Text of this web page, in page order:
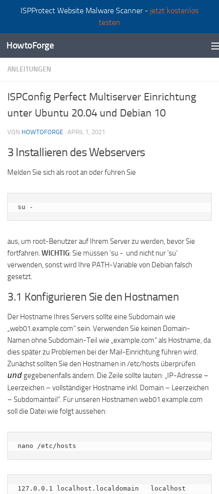
ISPProtect Website Malware Scanner - jetzt kostenlos
testen
Zum Inhalt springen
HowtoForge
ANLEITUNGEN
ISPConfig Perfect Multiserver Einrichtung
unter Ubuntu 20.04 und Debian 10
VON HOWTOFORGE · APRIL 1, 2021
3 Installieren des Webservers
Melden Sie sich als root an oder führen Sie
su -
aus, um root-Benutzer auf Ihrem Server zu werden, bevor Sie
fortfahren. WICHTIG: Sie müssen ’su -‚ und nicht nur ’su‘
verwenden, sonst wird Ihre PATH-Variable von Debian falsch
gesetzt.
3.1 Konfigurieren Sie den Hostnamen
Der Hostname Ihres Servers sollte eine Subdomain wie
„web01.example.com“ sein. Verwenden Sie keinen Domain-
Namen ohne Subdomain-Teil wie „example.com“ als Hostname, da
dies später zu Problemen bei der Mail-Einrichtung führen wird.
Zunächst sollten Sie den Hostnamen in /etc/hosts überprüfen
und gegebenenfalls ändern. Die Zeile sollte lauten: „IP-Adresse –
Leerzeichen – vollständiger Hostname inkl. Domain – Leerzeichen
– Subdomainteil“. Für unseren Hostnamen web01.example.com
soll die Datei wie folgt aussehen:
nano /etc/hosts
127.0.0.1 localhost.localdomain   localhost